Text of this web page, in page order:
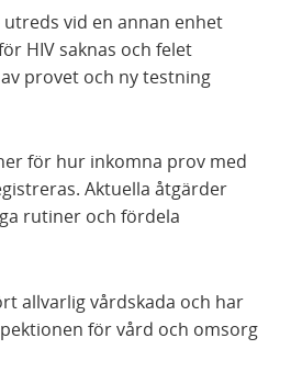
vid en annan enhet
HIV saknas och felet
provet och ny testning
för hur inkomna prov med
Aktuella åtgärder
rutiner och fördela
allvarlig vårdskada och har
för vård och omsorg